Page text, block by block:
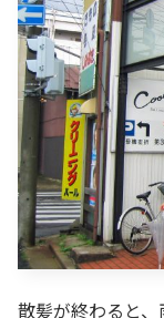
散髪が終わると、